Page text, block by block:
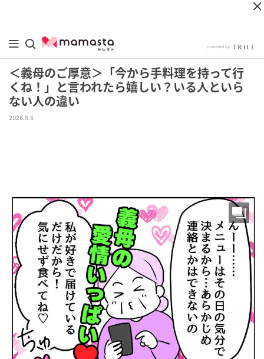
＜義母のご厚意＞「今から手料理を持って行
くね！」と言われたら嬉しい？いる人といら
ない人の違い
2026.5.5